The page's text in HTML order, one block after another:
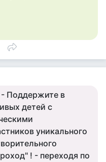
- Поддержите в
детей с
уникального
! - переходя по